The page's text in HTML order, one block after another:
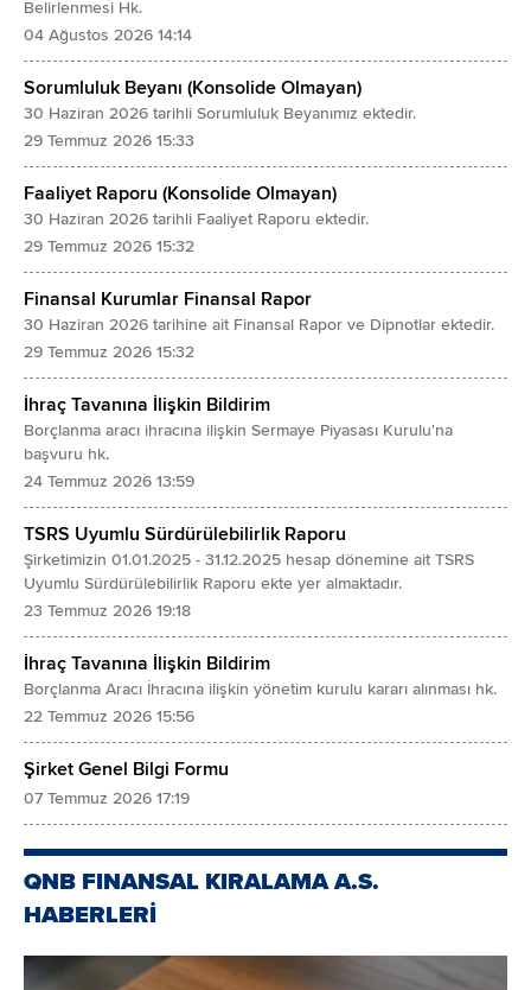
Belirlenmesi Hk.
04 Ağustos 2026 14:14
Sorumluluk Beyanı (Konsolide Olmayan)
30 Haziran 2026 tarihli Sorumluluk Beyanımız ektedir.
29 Temmuz 2026 15:33
Faaliyet Raporu (Konsolide Olmayan)
30 Haziran 2026 tarihli Faaliyet Raporu ektedir.
29 Temmuz 2026 15:32
Finansal Kurumlar Finansal Rapor
30 Haziran 2026 tarihine ait Finansal Rapor ve Dipnotlar ektedir.
29 Temmuz 2026 15:32
İhraç Tavanına İlişkin Bildirim
Borçlanma aracı ihracına ilişkin Sermaye Piyasası Kurulu'na
başvuru hk.
24 Temmuz 2026 13:59
TSRS Uyumlu Sürdürülebilirlik Raporu
Şirketimizin 01.01.2025 - 31.12.2025 hesap dönemine ait TSRS
Uyumlu Sürdürülebilirlik Raporu ekte yer almaktadır.
23 Temmuz 2026 19:18
İhraç Tavanına İlişkin Bildirim
Borçlanma Aracı İhracına ilişkin yönetim kurulu kararı alınması hk.
22 Temmuz 2026 15:56
Şirket Genel Bilgi Formu
07 Temmuz 2026 17:19
QNB FINANSAL KIRALAMA A.S.
HABERLERİ